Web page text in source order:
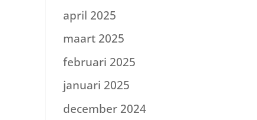
april 2025
maart 2025
februari 2025
januari 2025
december 2024